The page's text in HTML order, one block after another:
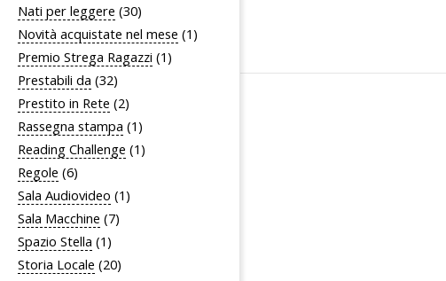
Nati per leggere (30)
Novità acquistate nel mese (1)
Premio Strega Ragazzi (1)
Prestabili da (32)
Prestito in Rete (2)
Rassegna stampa (1)
Reading Challenge (1)
Regole (6)
Sala Audiovideo (1)
Sala Macchine (7)
Spazio Stella (1)
Storia Locale (20)